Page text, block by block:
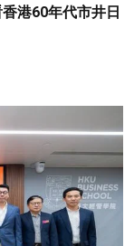
港60年代市井日